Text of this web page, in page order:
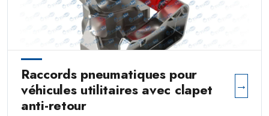
Raccords pneumatiques pour
véhicules utilitaires avec clapet
anti-retour
→